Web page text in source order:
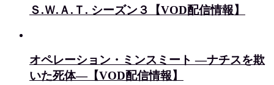
Ｓ.Ｗ.Ａ.Ｔ. シーズン３【VOD配信情報】
オペレーション・ミンスミート ―ナチスを欺
いた死体―【VOD配信情報】